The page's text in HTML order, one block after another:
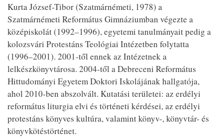
Kurta József-Tibor (Szatmárnémeti, 1978) a
Szatmárnémeti Református Gimnáziumban végezte a
középiskolát (1992–1996), egyetemi tanulmányait pedig a
kolozsvári Protestáns Teológiai Intézetben folytatta
(1996–2001). 2001-től ennek az Intézetnek a
lelkészkönyvtárosa. 2004-től a Debreceni Református
Hittudományi Egyetem Doktori Iskolájának hallgatója,
ahol 2010-ben abszolvált. Kutatási területei: az erdélyi
református liturgia elvi és történeti kérdései, az erdélyi
protestáns könyves kultúra, valamint könyv-, könyvtár- és
könyvkötéstörténet.